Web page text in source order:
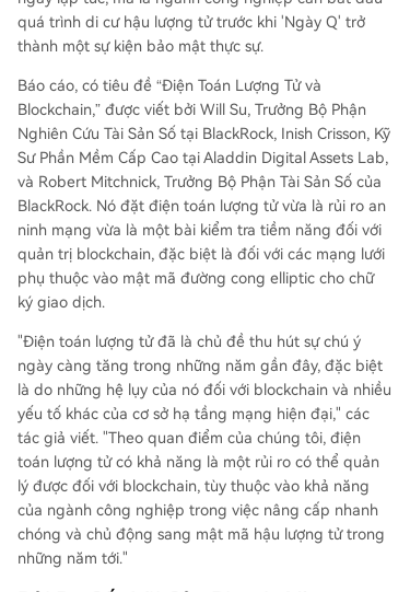
g năm tới. Việc di cư thành công có thể củng cố
lĩnh vực tài sản số, dù quá trình xây dựng đồng t
huận và triển khai có thể kéo dài nhiều năm.
quá trình di cư hậu lượng tử trước khi 'Ngày Q' trở
thành một sự kiện bảo mật thực sự.
Báo cáo, có tiêu đề “Điện Toán Lượng Tử và
Blockchain,” được viết bởi Will Su, Trưởng Bộ Phận
Nghiên Cứu Tài Sản Số tại BlackRock, Inish Crisson, Kỹ
Sư Phần Mềm Cấp Cao tại Aladdin Digital Assets Lab,
và Robert Mitchnick, Trưởng Bộ Phận Tài Sản Số của
BlackRock. Nó đặt điện toán lượng tử vừa là rủi ro an
ninh mạng vừa là một bài kiểm tra tiềm năng đối với
quản trị blockchain, đặc biệt là đối với các mạng lưới
phụ thuộc vào mật mã đường cong elliptic cho chữ
ký giao dịch.
"Điện toán lượng tử đã là chủ đề thu hút sự chú ý
ngày càng tăng trong những năm gần đây, đặc biệt
là do những hệ lụy của nó đối với blockchain và nhiều
yếu tố khác của cơ sở hạ tầng mạng hiện đại," các
tác giả viết. "Theo quan điểm của chúng tôi, điện
toán lượng tử có khả năng là một rủi ro có thể quản
lý được đối với blockchain, tùy thuộc vào khả năng
của ngành công nghiệp trong việc nâng cấp nhanh
chóng và chủ động sang mật mã hậu lượng tử trong
những năm tới."